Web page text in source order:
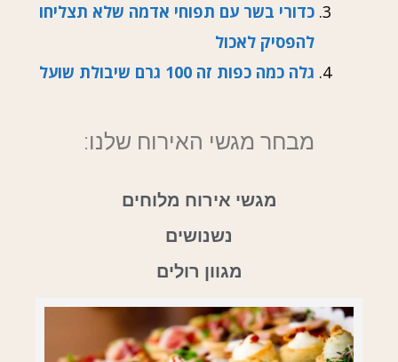
כדורי בשר עם תפוחי אדמה שלא תצליחו
להפסיק לאכול
גלה כמה כפות זה 100 גרם שיבולת שועל
מבחר מגשי האירוח שלנו:
מגשי אירוח מלוחים
נשנושים
מגוון רולים